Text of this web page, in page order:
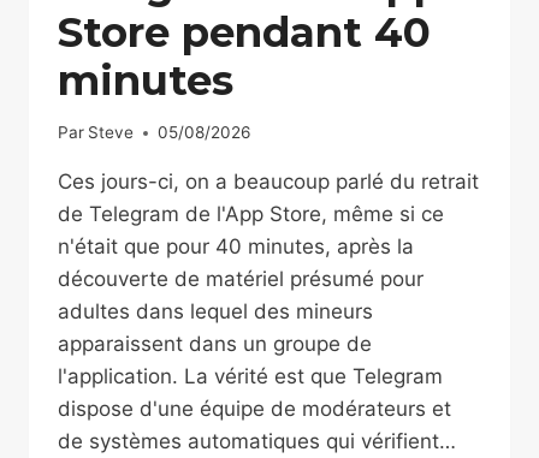
Store pendant 40
minutes
Par Steve 05/08/2026
Ces jours-ci, on a beaucoup parlé du retrait
de Telegram de l'App Store, même si ce
n'était que pour 40 minutes, après la
découverte de matériel présumé pour
adultes dans lequel des mineurs
apparaissent dans un groupe de
l'application. La vérité est que Telegram
dispose d'une équipe de modérateurs et
de systèmes automatiques qui vérifient…